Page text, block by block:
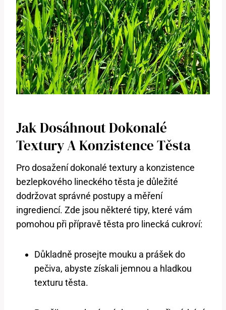
Jak Dosáhnout Dokonalé
Textury A Konzistence Těsta
Pro dosažení dokonalé textury a konzistence
bezlepkového lineckého těsta je důležité
dodržovat správné postupy a měření
ingrediencí. Zde jsou některé tipy, které vám
pomohou při přípravě těsta pro linecká cukroví:
Důkladně prosejte mouku a prášek do
pečiva, abyste získali jemnou a hladkou
texturu těsta.